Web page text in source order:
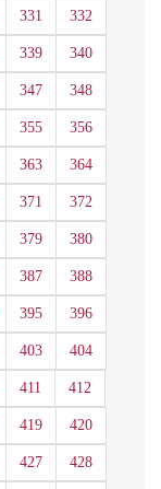
331 332
339 340
347 348
355 356
363 364
371 372
379 380
387 388
395 396
403 404
411 412
419 420
427 428